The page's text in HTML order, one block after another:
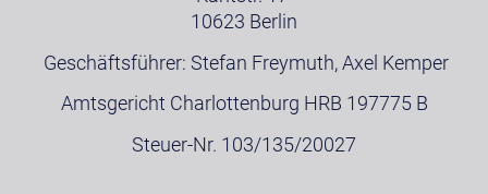
10623 Berlin
Geschäftsführer: Stefan Freymuth, Axel Kemper
Amtsgericht Charlottenburg HRB 197775 B
Steuer-Nr. 103/135/20027